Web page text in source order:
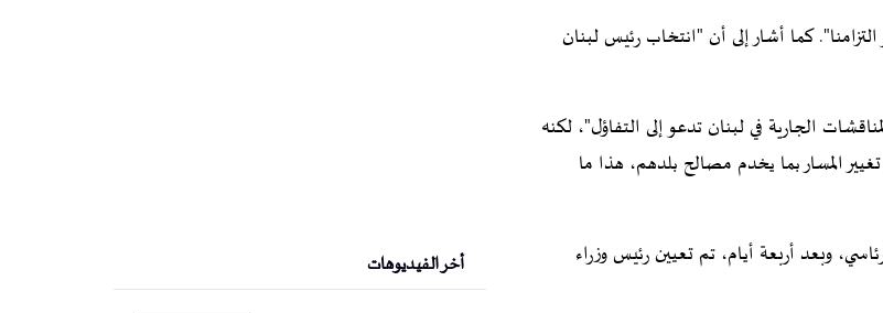
كما أشار إلى أن "انتخاب رئيس لبنان
الجارية في لبنان تدعو إلى التفاؤل"، لكنه
المسار بما يخدم مصالح بلدهم، هذا ما
وبعد أربعة أيام، تم تعيين رئيس وزراء
أخر الفيديوهات